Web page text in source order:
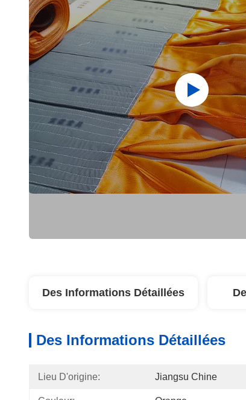
Des Informations Détaillées
Des Informations Détaillées
Lieu D'origine: Jiangsu Chine